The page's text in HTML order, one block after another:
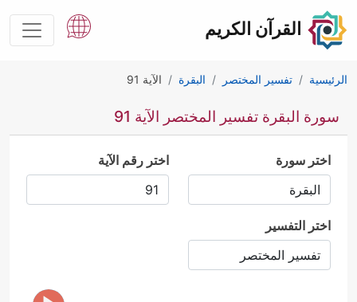
القرآن الكريم
الرئيسية تفسير المختصر البقرة الآية 91
سورة البقرة تفسير المختصر الآية 91
اختر سورة اختر رقم الآية
اختر التفسير